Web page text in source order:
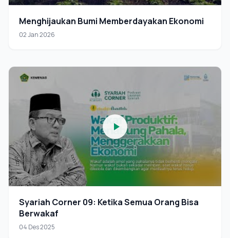
Menghijaukan Bumi Memberdayakan Ekonomi
02 Jan 2026
Syariah Corner 09: Ketika Semua Orang Bisa
Berwakaf
04 Des 2025